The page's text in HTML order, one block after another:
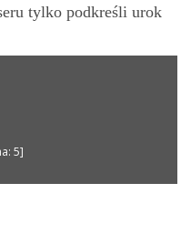
tylko podkreśli urok